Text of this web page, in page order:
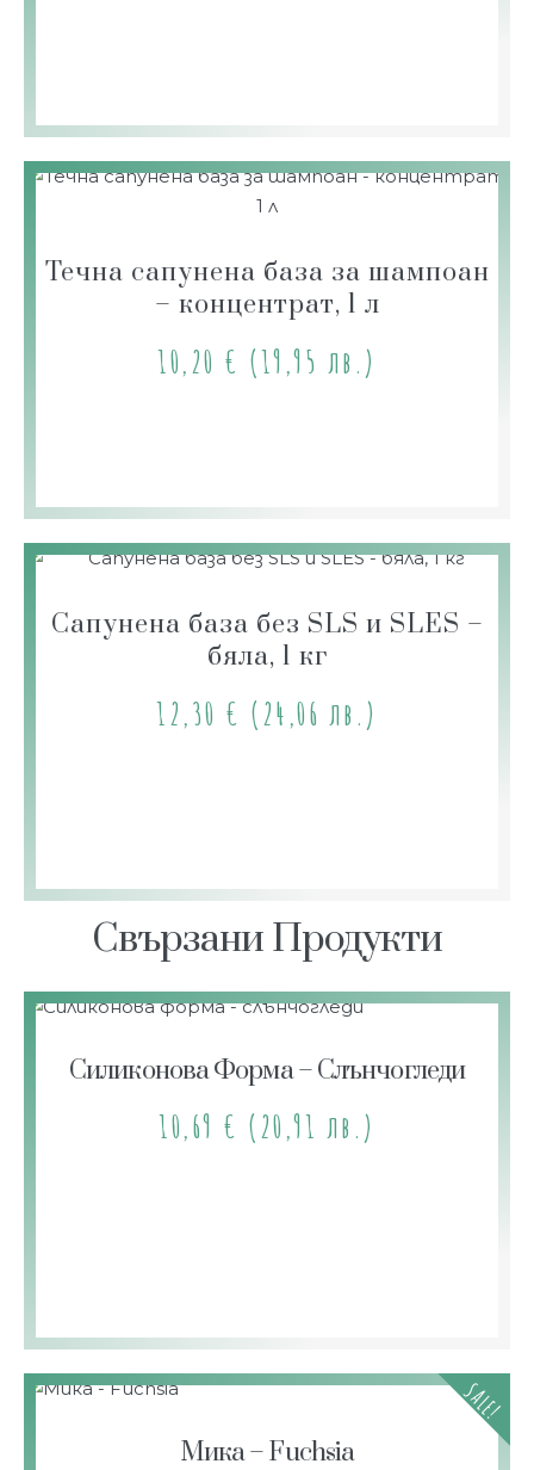
Течна сапунена база за шампоан
– концентрат, 1 л
10,20 € (19,95 лв.)
Сапунена база без SLS и SLES –
бяла, 1 кг
12,30 € (24,06 лв.)
Свързани Продукти
Силиконова Форма – Слънчогледи
10,69 € (20,91 лв.)
SALE!
Мика – Fuchsia